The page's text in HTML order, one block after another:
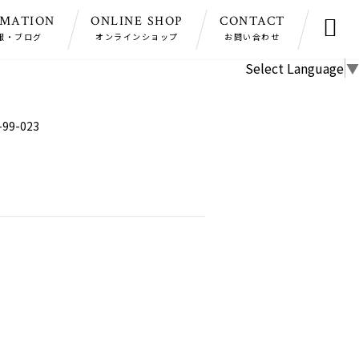
・ブログ
ONLINE SHOP
オンラインショップ
CONTACT
お問い合わせ 
Select Language▼
99-023